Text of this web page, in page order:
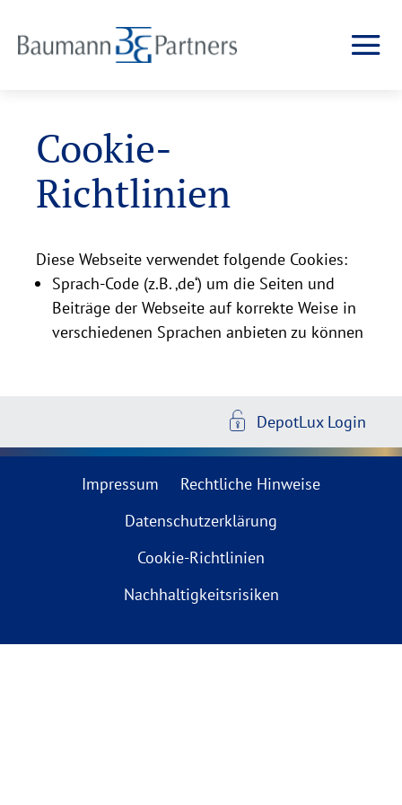
Cookie-
Richtlinien
Diese Webseite verwendet folgende Cookies:
Sprach-Code (z.B. ‚de‘) um die Seiten und
Beiträge der Webseite auf korrekte Weise in
verschiedenen Sprachen anbieten zu können
DepotLux Login
Impressum
Rechtliche Hinweise
Datenschutzerklärung
Cookie-Richtlinien
Nachhaltigkeitsrisiken